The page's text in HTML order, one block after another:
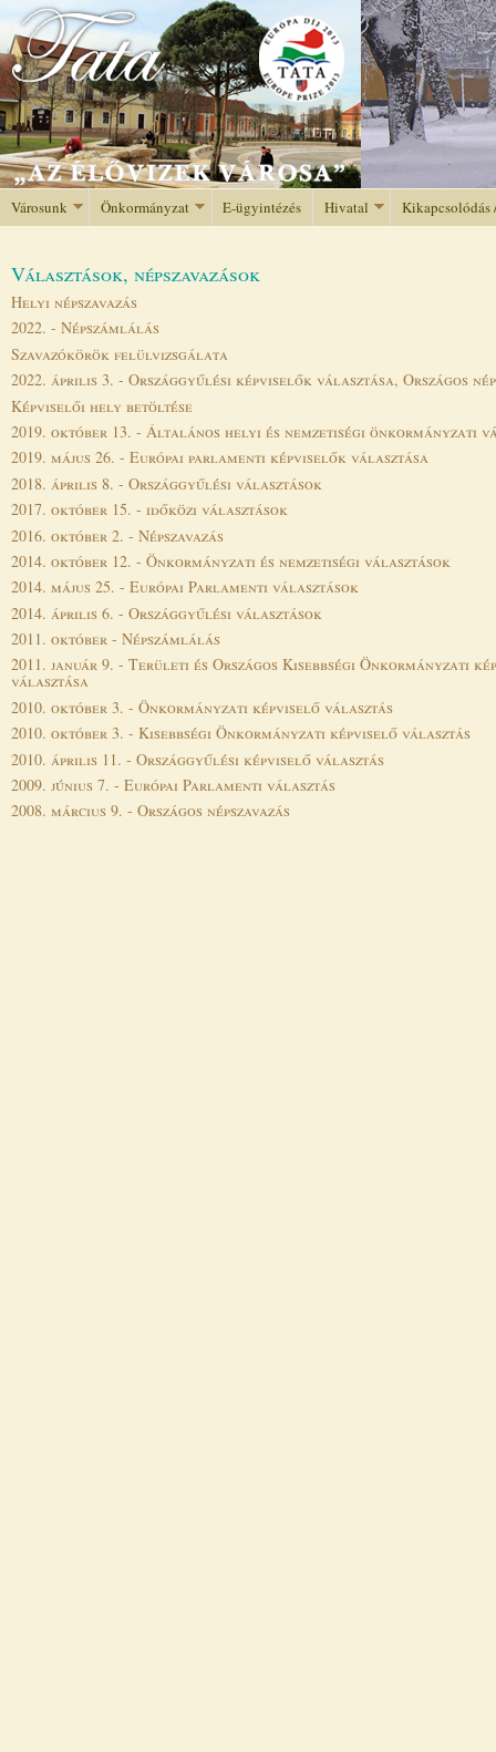
Jump to navigation
Városunk Önkormányzat E-ügyintézés Hivatal Kikapcsolódás
Választások, népszavazások
Helyi népszavazás
2022. - Népszámlálás
Szavazókörök felülvizsgálata
2022. április 3. - Országgyűlési képviselők választása, Országos
Képviselői hely betöltése
2019. október 13. - Általános helyi és nemzetiségi önkormányzati
2019. május 26. - Európai parlamenti képviselők választása
2018. április 8. - Országgyűlési választások
2017. október 15. - időközi választások
2016. október 2. - Népszavazás
2014. október 12. - Önkormányzati és nemzetiségi választások
2014. május 25. - Európai Parlamenti választások
2014. április 6. - Országgyűlési választások
2011. október - Népszámlálás
2011. január 9. - Területi és Országos Kisebbségi Önkormányzati
választása
2010. október 3. - Önkormányzati képviselő választás
2010. október 3. - Kisebbségi Önkormányzati képviselő választás
2010. április 11. - Országgyűlési képviselő választás
2009. június 7. - Európai Parlamenti választás
2008. március 9. - Országos népszavazás